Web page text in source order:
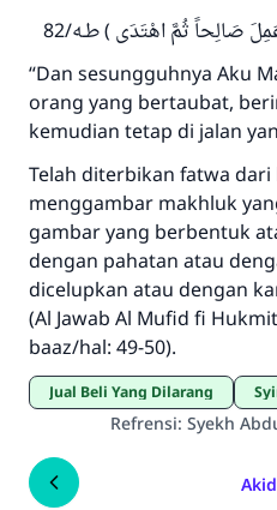
صَالِحاً ثُمَّ اهْتَدَى ) طـه/82
“Dan sesungguhnya Aku
orang yang bertaubat,
kemudian tetap di jalan
Telah diterbikan fatwa
menggambar makhluk
gambar yang berbentuk
dengan pahatan atau
dicelupkan atau dengan
(Al Jawab Al Mufid fi
baaz/hal: 49-50).
Jual Beli Yang Dilarang
Refrensi: Syekh